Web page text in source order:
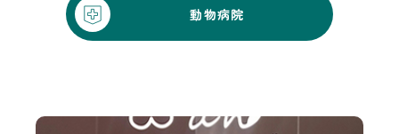
動物病院